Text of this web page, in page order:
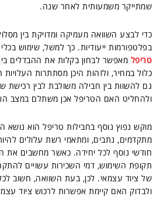
שמתייקר משמעותית לאחר שנה.
כדי לבצע השוואה מעמיקה ומדויקת בין
בפלטפורמות ייעודיות. כך למשל, שימוש בכלי
טריפל מאפשר לבחון בקלות את ההבדלים
כלול במחיר, ולזהות היכן מסתתרות העלויות
גם להשוות בין חבילה משולבת לבין רכישת
ולהחליט האם הטריפל אכן משתלם במצב
מוקש נפוץ נוסף בחבילות טריפל הוא נושא
מתקדמים, נתבים, ומתאמי רשת עלולים
חודשי נוסף לכל יחידה. כאשר מחשבים את
תקופת השימוש, דמי השכירות עשויים
של ציוד עצמאי. לכן, בעת השוואה, חשוב
ולבדוק האם קיימת אפשרות לרכוש ציוד